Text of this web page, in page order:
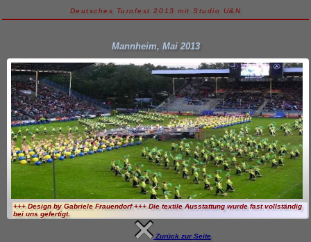
Deutsches Turnfest 2013 mit Studio U&N
Mannheim, Mai 2013
+++ Design by Gabriele Frauendorf +++ Die textile Ausstattung wurde fast vollständig
bei uns gefertigt.
Zurück zur Seite